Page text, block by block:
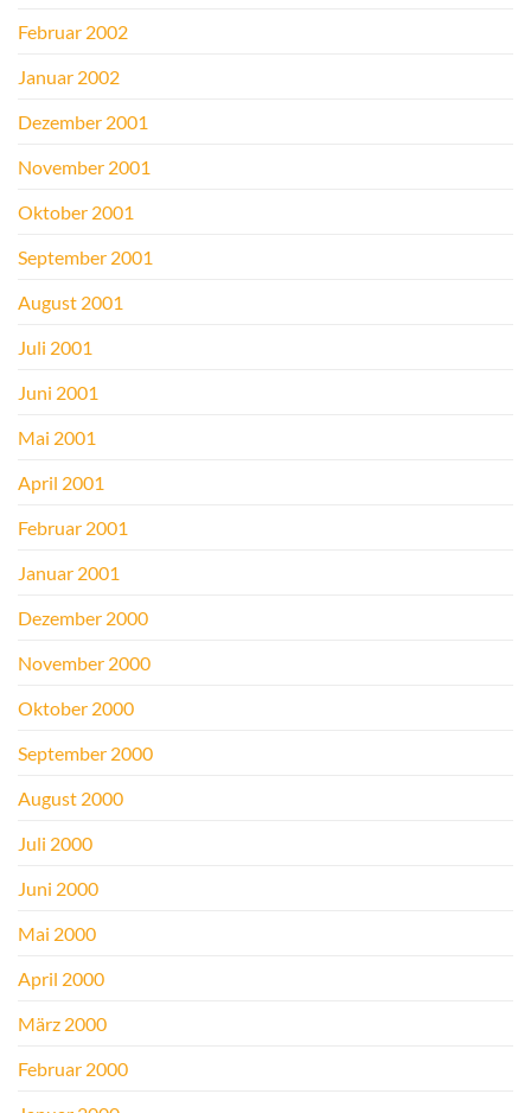
Februar 2002
Januar 2002
Dezember 2001
November 2001
Oktober 2001
September 2001
August 2001
Juli 2001
Juni 2001
Mai 2001
April 2001
Februar 2001
Januar 2001
Dezember 2000
November 2000
Oktober 2000
September 2000
August 2000
Juli 2000
Juni 2000
Mai 2000
April 2000
März 2000
Februar 2000